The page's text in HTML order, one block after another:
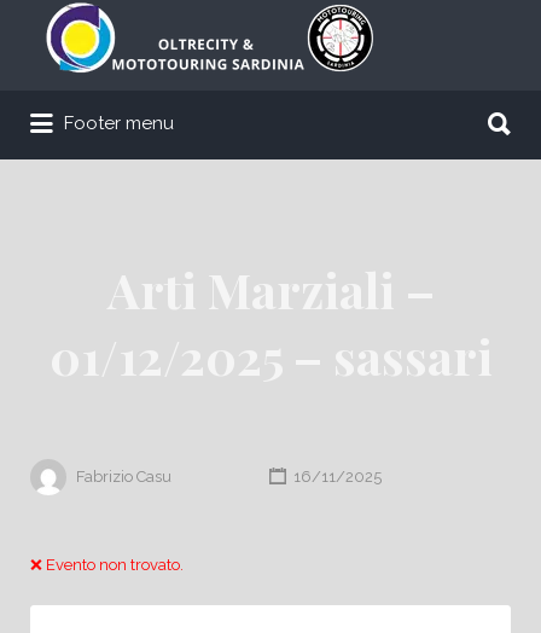
Cerca:
Footer menu
Arti Marziali –
01/12/2025 – sassari
Fabrizio Casu 16/11/2025
❌ Evento non trovato.